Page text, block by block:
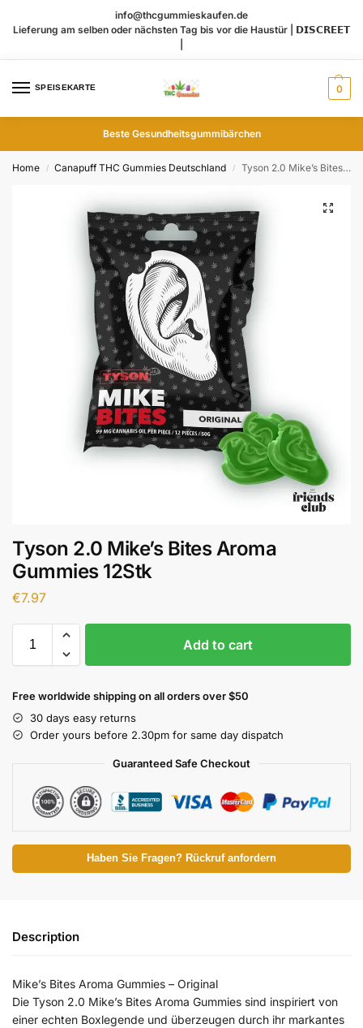
info@thcgummieskaufen.de
Lieferung am selben oder nächsten Tag bis vor die Haustür | 𝗗𝗜𝗦𝗖𝗥𝗘𝗘𝗧
SPEISEKARTE 0
Beste Gesundheitsgummibärchen
Home / Canapuff THC Gummies​ Deutschland / Tyson 2.0 Mike’s Bites Aroma Gummies 12Stk
Tyson 2.0 Mike’s Bites Aroma
Gummies 12Stk
€7.97
Add to cart
Free worldwide shipping on all orders over $50
30 days easy returns
Order yours before 2.30pm for same day dispatch
Guaranteed Safe Checkout
Haben Sie Fragen? Rückruf anfordern
Description
Mike’s Bites Aroma Gummies – Original
Die Tyson 2.0 Mike’s Bites Aroma Gummies sind inspiriert von
einer echten Boxlegende und überzeugen durch ihr markantes